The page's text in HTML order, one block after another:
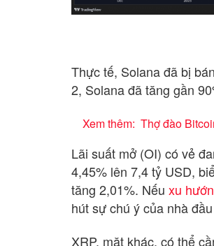
Thực tế, Solana đã bị
2, Solana đã tăng gần
Xem thêm: Thợ đào
Lãi suất mở (OI) có vẻ
4,45% lên 7,4 tỷ USD,
tăng 2,01%. Nếu xu
hút sự chú ý của nhà
XRP, mặt khác, có thể